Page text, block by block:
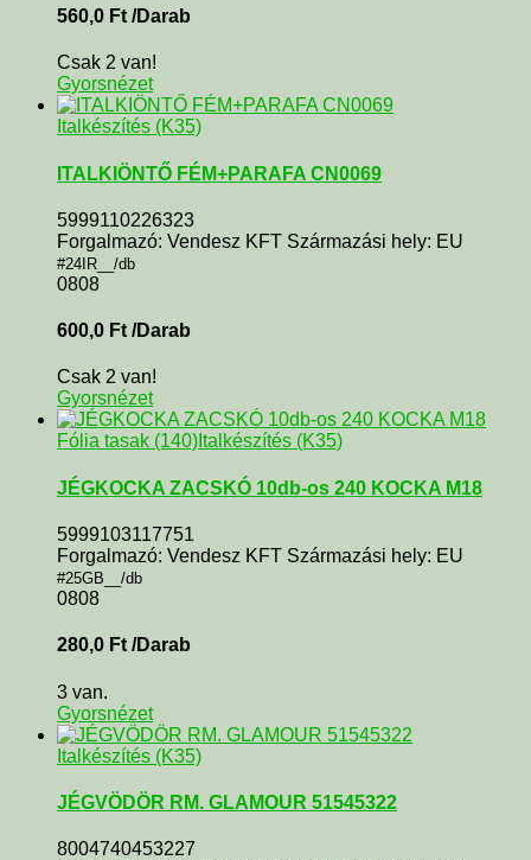
560,0 Ft /Darab
Csak 2 van!
Gyorsnézet
Italkészítés (K35)
ITALKIÖNTŐ FÉM+PARAFA CN0069
5999110226323
Forgalmazó: Vendesz KFT Származási hely: EU
#24IR__/db
0808
600,0 Ft /Darab
Csak 2 van!
Gyorsnézet
Fólia tasak (140) Italkészítés (K35)
JÉGKOCKA ZACSKÓ 10db-os 240 KOCKA M18
5999103117751
Forgalmazó: Vendesz KFT Származási hely: EU
#25GB__/db
0808
280,0 Ft /Darab
3 van.
Gyorsnézet
Italkészítés (K35)
JÉGVÖDÖR RM. GLAMOUR 51545322
8004740453227